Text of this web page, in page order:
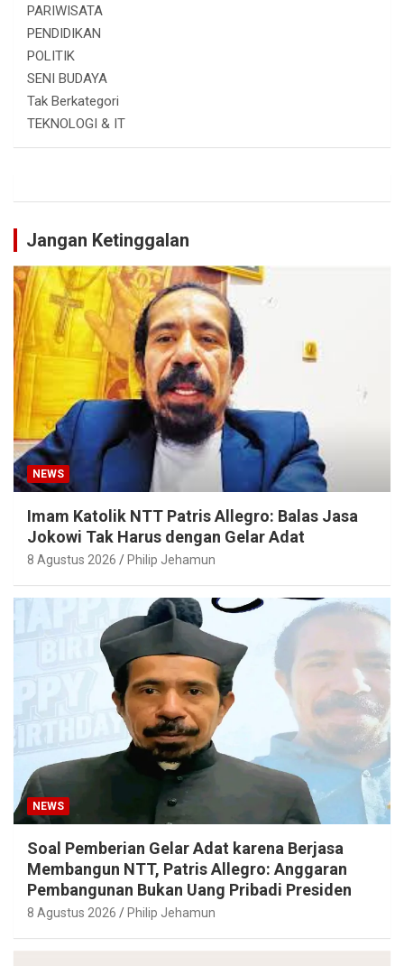
PARIWISATA
PENDIDIKAN
POLITIK
SENI BUDAYA
Tak Berkategori
TEKNOLOGI & IT
Jangan Ketinggalan
NEWS
Imam Katolik NTT Patris Allegro: Balas Jasa
Jokowi Tak Harus dengan Gelar Adat
8 Agustus 2026 Philip Jehamun
NEWS
Soal Pemberian Gelar Adat karena Berjasa
Membangun NTT, Patris Allegro: Anggaran
Pembangunan Bukan Uang Pribadi Presiden
8 Agustus 2026 Philip Jehamun